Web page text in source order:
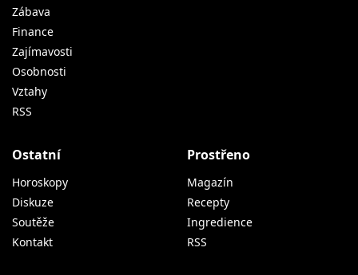
Zábava
Finance
Zajímavosti
Osobnosti
Vztahy
RSS
Ostatní
Horoskopy
Diskuze
Soutěže
Kontakt
Prostřeno
Magazín
Recepty
Ingredience
RSS